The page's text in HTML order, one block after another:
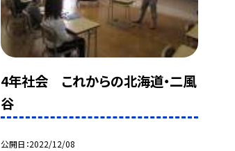
4年社会 これからの北海道・二風
谷
公開日 2022/12/08